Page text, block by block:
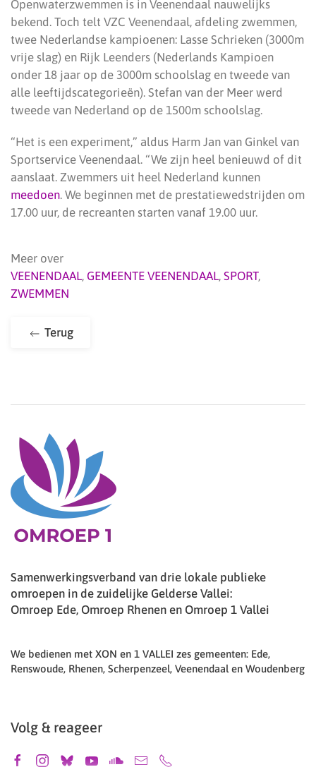
Openwaterzwemmen is in Veenendaal nauwelijks
bekend. Toch telt VZC Veenendaal, afdeling zwemmen,
twee Nederlandse kampioenen: Lasse Schrieken (3000m
vrije slag) en Rijk Leenders (Nederlands Kampioen
onder 18 jaar op de 3000m schoolslag en tweede van
alle leeftijdscategorieën). Stefan van der Meer werd
tweede van Nederland op de 1500m schoolslag.
“Het is een experiment,” aldus Harm Jan van Ginkel van
Sportservice Veenendaal. “We zijn heel benieuwd of dit
aanslaat. Zwemmers uit heel Nederland kunnen
meedoen. We beginnen met de prestatiewedstrijden om
17.00 uur, de recreanten starten vanaf 19.00 uur.
Meer over
VEENENDAAL, GEMEENTE VEENENDAAL, SPORT,
ZWEMMEN
Terug
Samenwerkingsverband van drie lokale publieke
omroepen in de zuidelijke Gelderse Vallei:
Omroep Ede, Omroep Rhenen en Omroep 1 Vallei
We bedienen met XON en 1 VALLEI zes gemeenten: Ede,
Renswoude, Rhenen, Scherpenzeel, Veenendaal en Woudenberg
Volg & reageer